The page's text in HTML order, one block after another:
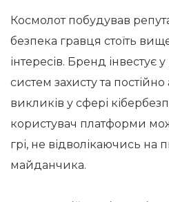
Космолот побудував
безпека гравця стоїть
інтересів. Бренд інвестує
систем захисту та
викликів у сфері
користувач платформи
грі, не відволікаючись на
майданчика.